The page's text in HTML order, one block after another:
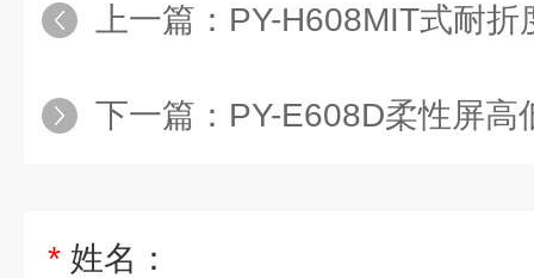
上一篇： PY-H608MIT式耐折
下一篇： ​PY-E608D柔性屏高
* 姓名：